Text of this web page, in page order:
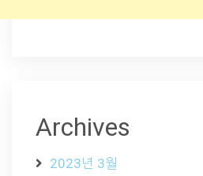
Archives
2023년 3월